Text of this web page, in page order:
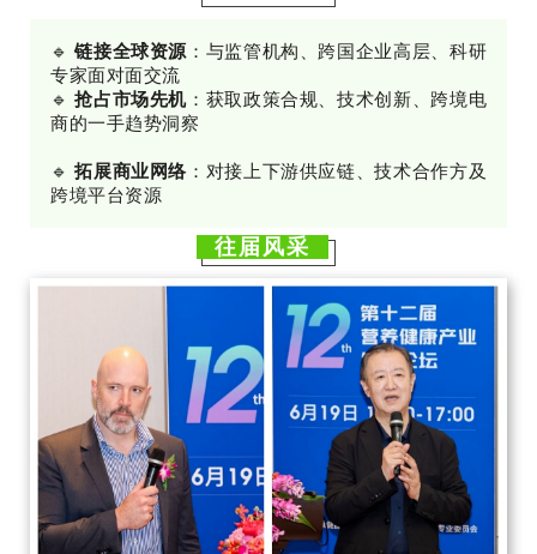
🔹链接全球资源 ：与监管机构、跨国企业高层、科研
专家面对面交流
🔹抢占市场先机 ：获取政策合规、技术创新、跨境电
商的一手趋势洞察
🔹拓展商业网络 ：对接上下游供应链、技术合作方及
跨境平台资源
往届风采